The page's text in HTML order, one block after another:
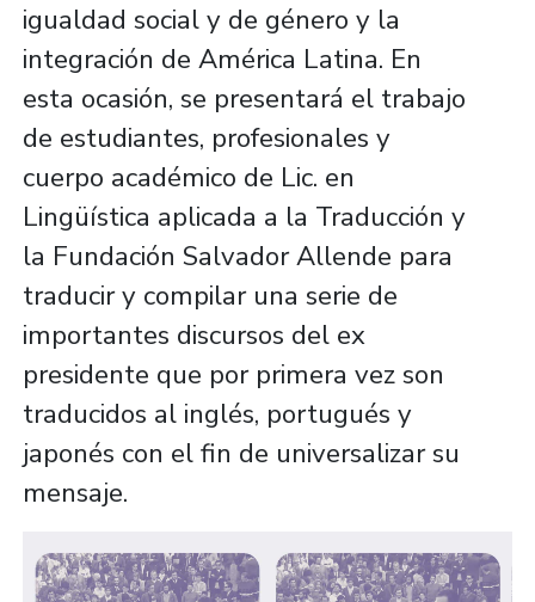
igualdad social y de género y la
integración de América Latina. En
esta ocasión, se presentará el trabajo
de estudiantes, profesionales y
cuerpo académico de Lic. en
Lingüística aplicada a la Traducción y
la Fundación Salvador Allende para
traducir y compilar una serie de
importantes discursos del ex
presidente que por primera vez son
traducidos al inglés, portugués y
japonés con el fin de universalizar su
mensaje.